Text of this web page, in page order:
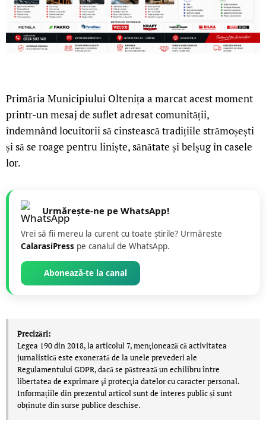
Primăria Municipiului Oltenița a marcat acest moment
printr-un mesaj de suflet adresat comunității,
îndemnând locuitorii să cinstească tradițiile strămoșești
și să se roage pentru liniște, sănătate și belșug în casele
lor.
Urmărește-ne pe WhatsApp!
Vrei să fii mereu la curent cu toate știrile? Urmăreste
CalarasiPress pe canalul de WhatsApp.
Abonează-te la canal
Precizări:
Legea 190 din 2018, la articolul 7, menţionează că activitatea
jurnalistică este exonerată de la unele prevederi ale
Regulamentului GDPR, dacă se păstrează un echilibru între
libertatea de exprimare şi protecţia datelor cu caracter personal.
Informațiile din prezentul articol sunt de interes public și sunt
obținute din surse publice deschise.